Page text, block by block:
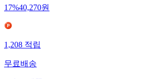
17%40,270원
1,208적립
무료배송